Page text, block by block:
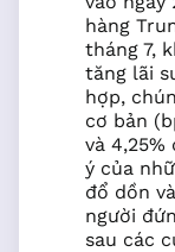
hàng
tháng 7,
tăng lãi
hợp,
cơ bản
và
ý của
đổ dồn
người
sau các